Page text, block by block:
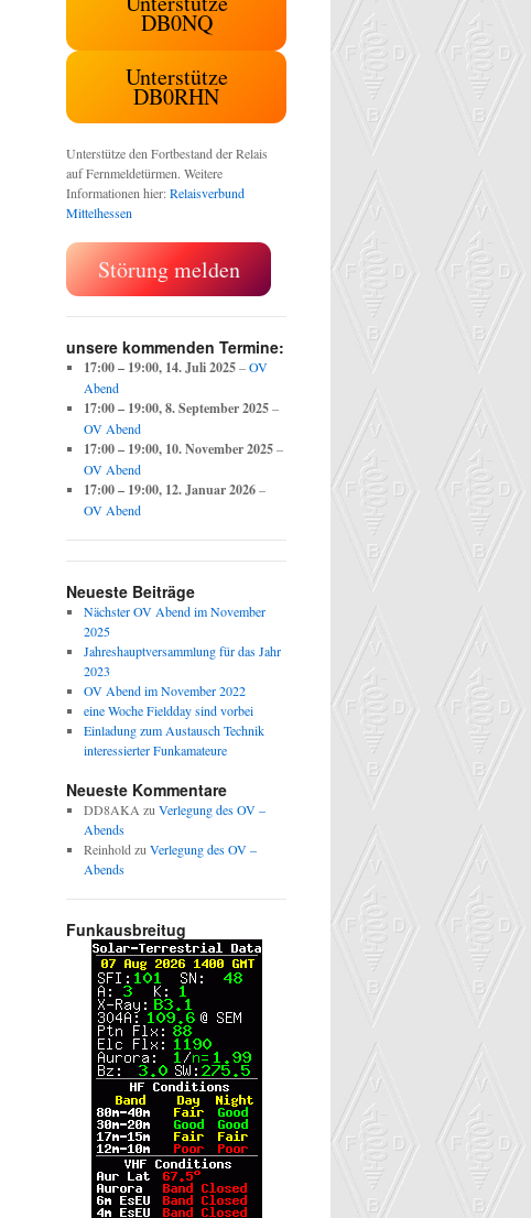
DB0NQ
Unterstütze
DB0RHN
Unterstütze den Fortbestand der Relais
auf Fernmeldetürmen. Weitere
Informationen hier:Relaisverbund
Mittelhessen
Störung melden
unsere kommenden Termine:
17:00 – 19:00, 14. Juli 2025–OV
Abend
17:00 – 19:00,8. September 2025–
OV Abend
17:00 – 19:00, 10. November 2025–
OV Abend
17:00 – 19:00, 12. Januar 2026–
OV Abend
Neueste Beiträge
Nächster OV Abend im November
2025
Jahreshauptversammlung für das Jahr
2023
OV Abend im November 2022
eine Woche Fieldday sind vorbei
Einladung zum Austausch Technik
interessierter Funkamateure
Neueste Kommentare
DD8AKA zu Verlegung des OV –
Abends
Reinhold zu Verlegung des OV –
Abends
Funkausbreitug